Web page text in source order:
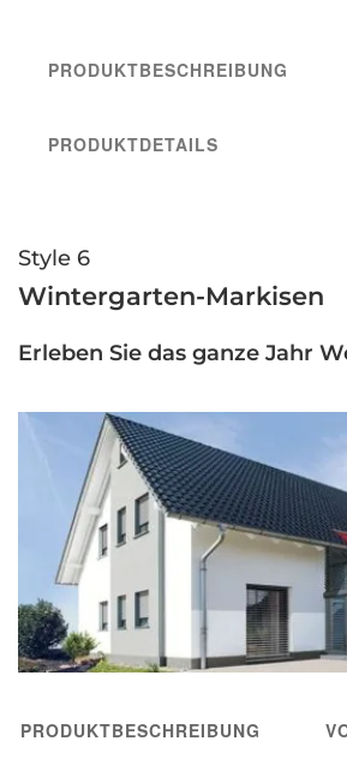
PRODUKTBESCHREIBUNG
PRODUKTDETAILS
Style 6
Wintergarten-Markisen
Erleben Sie das ganze Jahr
PRODUKTBESCHREIBUNG